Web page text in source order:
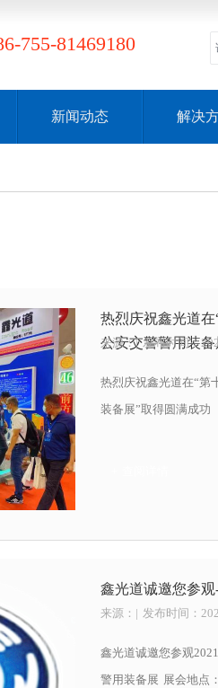
755-81469180
新闻动态 解决
热烈庆祝鑫光道
公安交警警用装
热烈庆祝鑫光道在“第
装备展”取得圆满成功
来源：| 发布时间：
鑫光道诚邀您参
鑫光道诚邀您参观
警用装备展 展会地点
来源： | 发布时间：